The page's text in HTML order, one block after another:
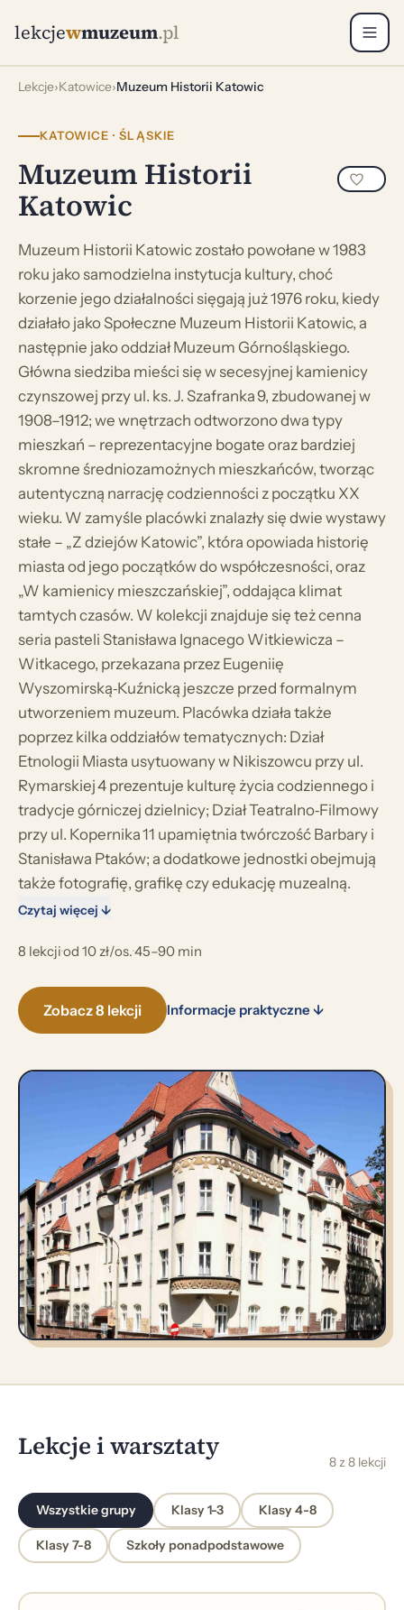
lekcjewmuzeum.pl
Lekcje›Katowice›Muzeum Historii Katowic
KATOWICE · ŚLĄSKIE
Muzeum Historii
Katowic
Muzeum Historii Katowic zostało powołane w 1983
roku jako samodzielna instytucja kultury, choć
korzenie jego działalności sięgają już 1976 roku, kiedy
działało jako Społeczne Muzeum Historii Katowic, a
następnie jako oddział Muzeum Górnośląskiego.
Główna siedziba mieści się w secesyjnej kamienicy
czynszowej przy ul. ks. J. Szafranka 9, zbudowanej w
1908–1912; we wnętrzach odtworzono dwa typy
mieszkań – reprezentacyjne bogate oraz bardziej
skromne średniozamożnych mieszkańców, tworząc
autentyczną narrację codzienności z początku XX
wieku. W zamyśle placówki znalazły się dwie wystawy
stałe – „Z dziejów Katowic”, która opowiada historię
miasta od jego początków do współczesności, oraz
„W kamienicy mieszczańskiej”, oddająca klimat
tamtych czasów. W kolekcji znajduje się też cenna
seria pasteli Stanisława Ignacego Witkiewicza –
Witkacego, przekazana przez Eugeniię
Wyszomirską‑Kuźnicką jeszcze przed formalnym
utworzeniem muzeum. Placówka działa także
poprzez kilka oddziałów tematycznych: Dział
Etnologii Miasta usytuowany w Nikiszowcu przy ul.
Rymarskiej 4 prezentuje kulturę życia codziennego i
tradycje górniczej dzielnicy; Dział Teatralno‑Filmowy
przy ul. Kopernika 11 upamiętnia twórczość Barbary i
Stanisława Ptaków; a dodatkowe jednostki obejmują
także fotografię, grafikę czy edukację muzealną.
Czytaj więcej ↓
8 lekcji·od 10 zł/os.·45–90 min
Zobacz 8 lekcji Informacje praktyczne ↓
Lekcje i warsztaty 8 z 8 lekcji
Wszystkie grupy Klasy 1-3 Klasy 4-8
Klasy 7-8 Szkoły ponadpodstawowe